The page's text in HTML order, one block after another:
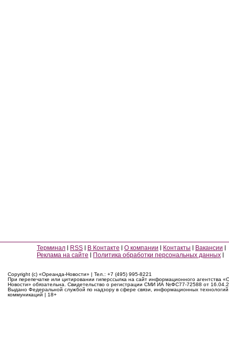
Терминал RSS В Контакте О компании Контакты
Вакансии
Реклама на сайте
Политика обработки персональных данных
Copyright (c) «Ореанда-Новости» | Тел.: +7 (495) 995-8221
При перепечатке или цитировании гиперссылка на сайт информационного агентства
Новости» обязательна. Свидетельство о регистрации СМИ ИА №ФС77-72588 от
Выдано Федеральной службой по надзору в сфере связи, информационных
коммуникаций | 18+